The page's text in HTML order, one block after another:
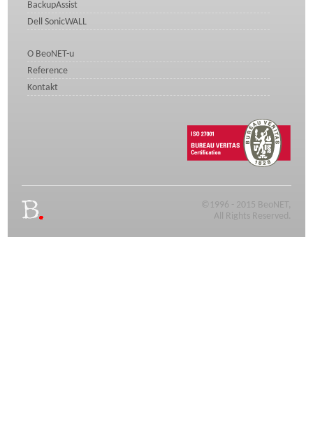
BackupAssist
Dell SonicWALL
O BeoNET-u
Reference
Kontakt
©1996 - 2015 BeoNET,
All Rights Reserved.